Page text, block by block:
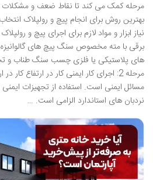
مرحله کمک می کند تا نقاط ضعف و مشکلات
بهترین روش برای انجام پیچ و رولپلاک
نیاز ابزار و مواد لازم برای اجرای پیچ و
برقی با مته مخصوص سنگ پیچ های
های پلاستیکی یا فلزی چسب سنگ طناب و
مرحله 2: اجرای کار ایمنی کار در ارتفاع
مسائل ایمنی است. استفاده از تجهیزات ایمنی
نردبان های استاندارد الزامی است. …